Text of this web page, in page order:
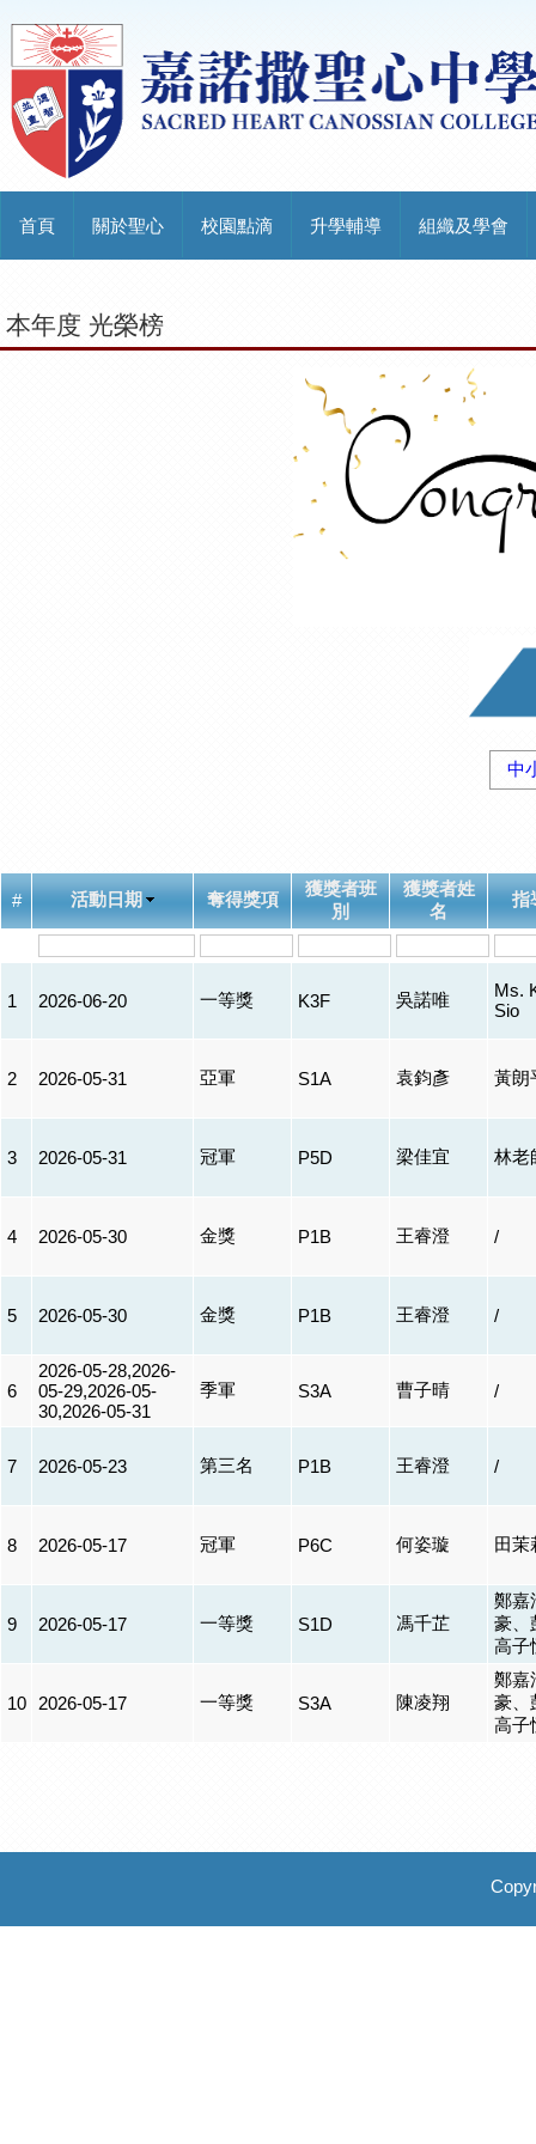
首頁 關於聖心 校園點滴 升學輔導 組織及學會
本年度 光榮榜
中
# 活動日期 奪得獎項
獲獎者班
別
獲獎者姓
名
指
1 2026-06-20 一等獎 K3F 吳諾唯
Ms.
Sio
2 2026-05-31 亞軍 S1A 袁鈞彥 黃朗
3 2026-05-31 冠軍 P5D 梁佳宜 林老
4 2026-05-30 金獎 P1B 王睿澄 /
5 2026-05-30 金獎 P1B 王睿澄 /
6
2026-05-28,2026-
05-29,2026-05-
30,2026-05-31
季軍 S3A 曹子晴 /
7 2026-05-23 第三名 P1B 王睿澄 /
8 2026-05-17 冠軍 P6C 何姿璇 田茉
9 2026-05-17 一等獎 S1D 馮千芷
鄭嘉
豪、
高子
10 2026-05-17 一等獎 S3A 陳凌翔
鄭嘉
豪、
高子